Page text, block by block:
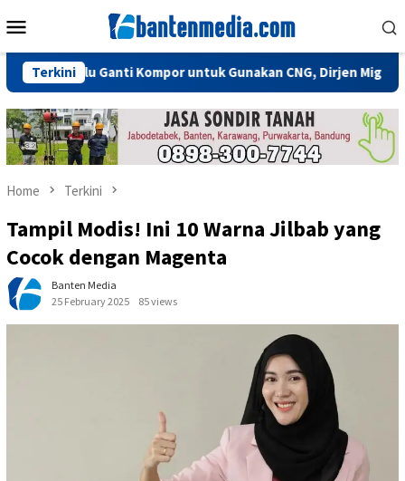
to
Menu
Terkini
Perlu Ganti Kompor untuk Gunakan CNG, Dirjen Migas: Cukup
Home Terkini
Tampil Modis! Ini 10 Warna Jilbab yang
Cocok dengan Magenta
Banten Media
25 February 2025
85 views